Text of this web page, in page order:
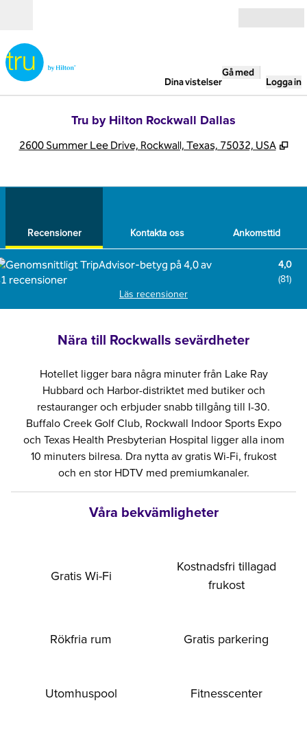
Dina vistelser
Gå med
Logga in
Tru by Hilton Rockwall Dallas
2600 Summer Lee Drive, Rockwall, Texas, 75032, USA ,
Recensioner Kontakta oss Ankomsttid
4,0
(81)
Läs recensioner
Nära till Rockwalls sevärdheter
Hotellet ligger bara några minuter från Lake Ray
Hubbard och Harbor-distriktet med butiker och
restauranger och erbjuder snabb tillgång till I-30.
Buffalo Creek Golf Club, Rockwall Indoor Sports Expo
och Texas Health Presbyterian Hospital ligger alla inom
10 minuters bilresa. Dra nytta av gratis Wi-Fi, frukost
och en stor HDTV med premiumkanaler.
Våra bekvämligheter
Gratis Wi-Fi
Kostnadsfri tillagad
frukost
Rökfria rum Gratis parkering
Utomhuspool Fitnesscenter